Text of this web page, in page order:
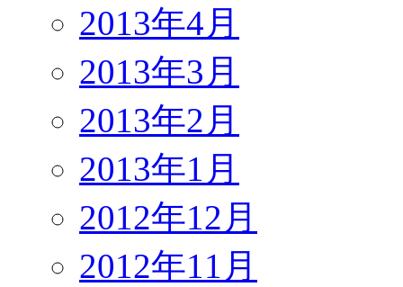
2013年4月
2013年3月
2013年2月
2013年1月
2012年12月
2012年11月